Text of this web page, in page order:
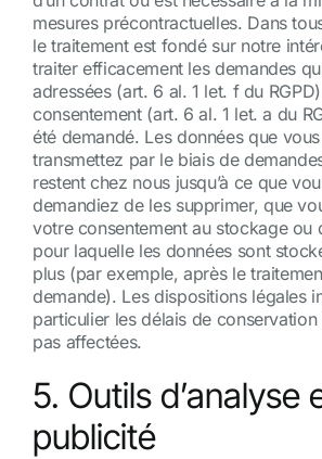
mesures précontractuelles. Dans
le traitement est fondé sur notre
traiter efficacement les demandes
adressées (art. 6 al. 1 let. f du
consentement (art. 6 al. 1 let. a du
été demandé. Les données que
transmettez par le biais de
restent chez nous jusqu’à ce que
demandiez de les supprimer, que
votre consentement au stockage ou
pour laquelle les données sont
plus (par exemple, après le
demande). Les dispositions légales
particulier les délais de
pas affectées.
5. Outils d’analyse
publicité